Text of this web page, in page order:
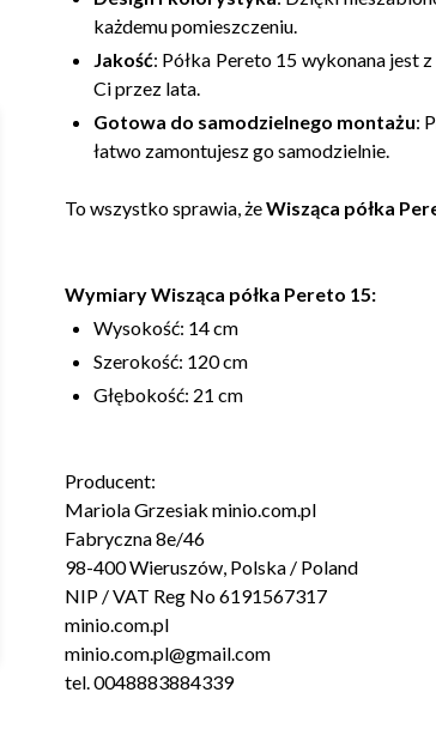
każdemu pomieszczeniu.
Jakość: Półka Pereto 15 wykonana jest
Ci przez lata.
Gotowa do samodzielnego montażu:
łatwo zamontujesz go samodzielnie.
To wszystko sprawia, żeWisząca półka
Wymiary Wisząca półka Pereto 15:
Wysokość: 14 cm
Szerokość: 120 cm
Głębokość: 21 cm
Producent:
Mariola Grzesiak minio.com.pl
Fabryczna 8e/46
98-400 Wieruszów, Polska / Poland
NIP / VAT Reg No 6191567317
minio.com.pl
minio.com.pl@gmail.com
tel. 0048883884339